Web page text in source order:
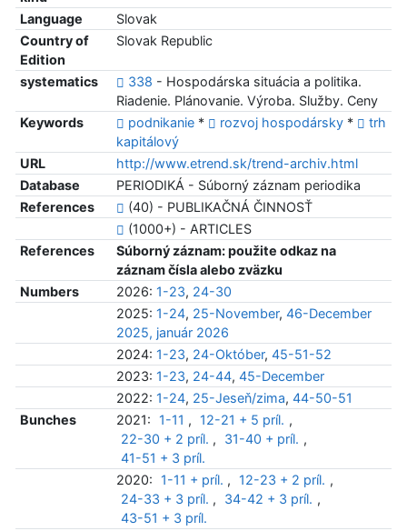
Language
Slovak
Country of
Edition
Slovak Republic
systematics 338 - Hospodárska situácia a politika.
Riadenie. Plánovanie. Výroba. Služby. Ceny
Keywords
podnikanie * rozvoj hospodársky *
trh
kapitálový
URL
http://www.etrend.sk/trend-archiv.html
Database
PERIODIKÁ - Súborný záznam periodika
References
(40) - PUBLIKAČNÁ ČINNOSŤ
(1000+) - ARTICLES
References
Súborný záznam: použite odkaz na
záznam čísla alebo zväzku
Numbers
2026: 1-23, 24-30
2025: 1-24, 25-November, 46-December
2025, január 2026
2024: 1-23, 24-Október, 45-51-52
2023: 1-23, 24-44, 45-December
2022: 1-24, 25-Jeseň/zima, 44-50-51
Bunches
2021: 1-11 , 12-21 + 5 príl. ,
22-30 + 2 príl. , 31-40 + príl. ,
41-51 + 3 príl.
2020:
1-11 + príl. , 12-23 + 2 príl. ,
24-33 + 3 príl. , 34-42 + 3 príl. ,
43-51 + 3 príl.